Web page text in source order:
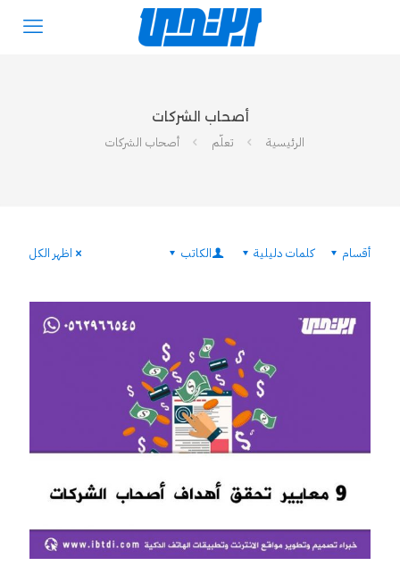
أصحاب الشركات
الرئيسية
تعلّم أصحاب الشركات
أقسام كلمات دليلية الكاتب اظهر الكل